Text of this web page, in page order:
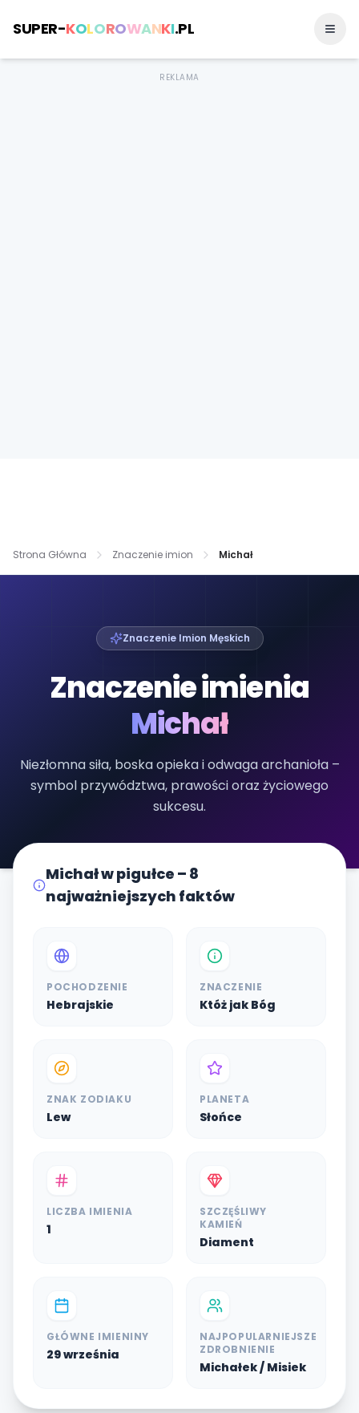
SUPER-KOLOROWANKI.PL
REKLAMA
Strona Główna Znaczenie imion Michał
Znaczenie Imion Męskich
Znaczenie imienia
Michał
Niezłomna siła, boska opieka i odwaga archanioła –
symbol przywództwa, prawości oraz życiowego
sukcesu.
Michał w pigułce – 8
najważniejszych faktów
POCHODZENIE
Hebrajskie
ZNACZENIE
Któż jak Bóg
ZNAK ZODIAKU
Lew
PLANETA
Słońce
LICZBA IMIENIA
1
SZCZĘŚLIWY
KAMIEŃ
Diament
GŁÓWNE IMIENINY
29 września
NAJPOPULARNIEJSZE
ZDROBNIENIE
Michałek / Misiek